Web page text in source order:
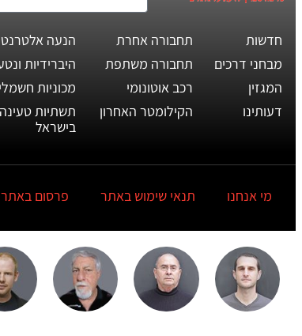
חדשות
מבחני דרכים
המגזין
דעותינו
תחבורה אחרת
תחבורה משתפת
רכב אוטונומי
הקילומטר האחרון
הנעה
היברידיות
מכוניות
תשתיות טעינה
בישראל
מי אנחנו תנאי שימוש באתר פרסום באתר